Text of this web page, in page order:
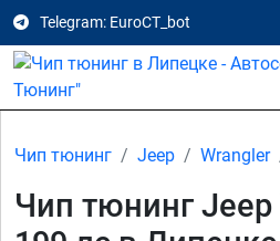
Telegram: EuroCT_bot
Чип тюнинг Jeep Wrangler
Чип тюнинг Jeep